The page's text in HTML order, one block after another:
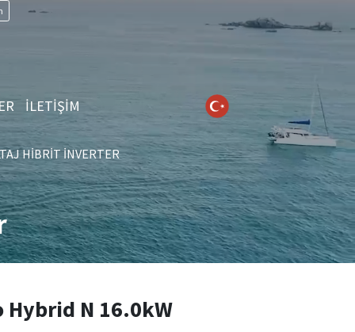
İLETİŞİM
HIBRIT İNVERTER
Hybrid N 16.0kW